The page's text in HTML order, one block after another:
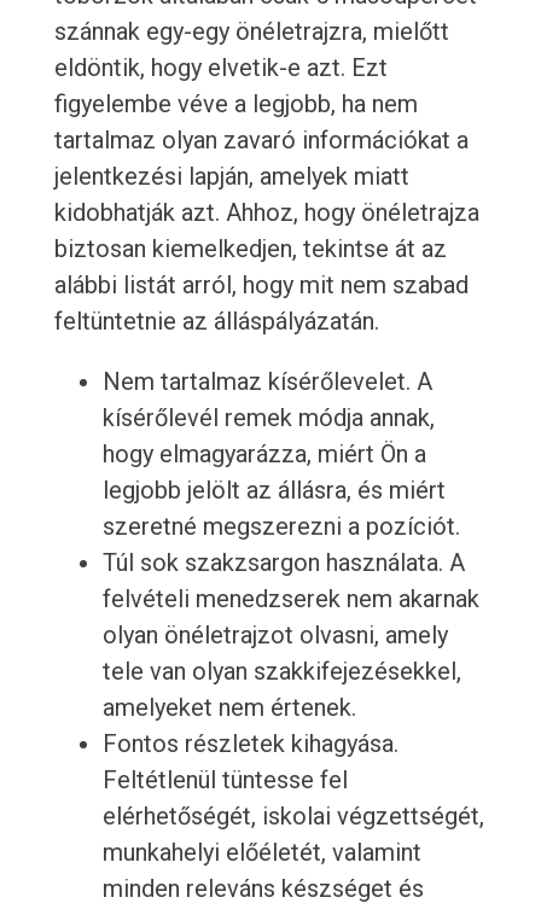
szánnak egy-egy önéletrajzra, mielőtt
eldöntik, hogy elvetik-e azt. Ezt
figyelembe véve a legjobb, ha nem
tartalmaz olyan zavaró információkat a
jelentkezési lapján, amelyek miatt
kidobhatják azt. Ahhoz, hogy önéletrajza
biztosan kiemelkedjen, tekintse át az
alábbi listát arról, hogy mit nem szabad
feltüntetnie az álláspályázatán.
Nem tartalmaz kísérőlevelet. A
kísérőlevél remek módja annak,
hogy elmagyarázza, miért Ön a
legjobb jelölt az állásra, és miért
szeretné megszerezni a pozíciót.
Túl sok szakzsargon használata. A
felvételi menedzserek nem akarnak
olyan önéletrajzot olvasni, amely
tele van olyan szakkifejezésekkel,
amelyeket nem értenek.
Fontos részletek kihagyása.
Feltétlenül tüntesse fel
elérhetőségét, iskolai végzettségét,
munkahelyi előéletét, valamint
minden releváns készséget és